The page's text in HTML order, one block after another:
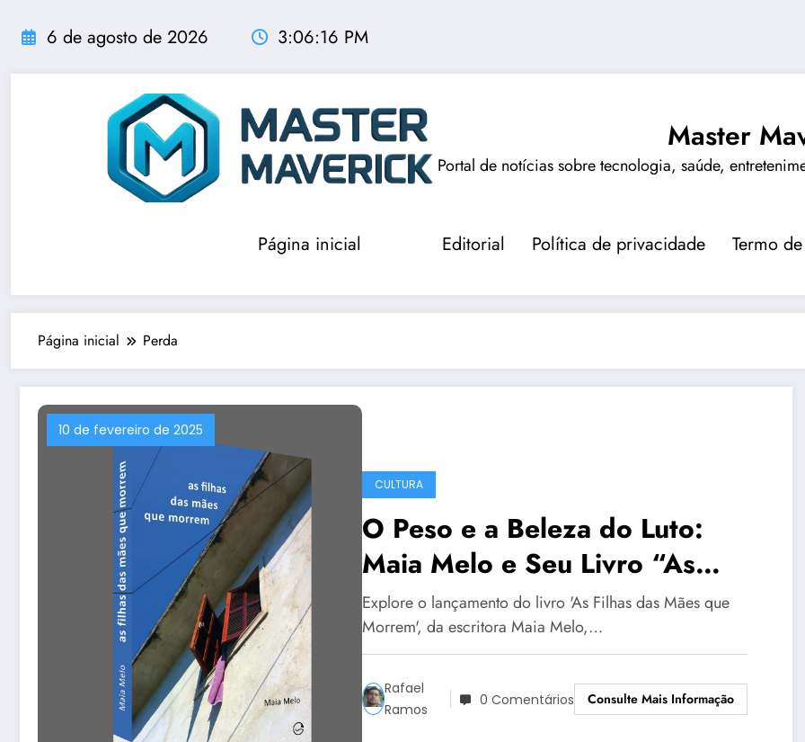
para
conteúdo
6 de agosto de 2026 3:06:16 PM
Master
Portal de notícias sobre tecnologia, saúde,
Página inicial Editorial Política de privacidade Termo
Página inicial Perda
10 de fevereiro de 2025
CULTURA
O Peso e a Beleza do Luto:
Maia Melo e Seu Livro “As
Filhas das Mães que Morrem”
Explore o lançamento do livro 'As Filhas das Mães que
Morrem', da escritora Maia Melo,…
Rafael
Ramos
0 Comentários Consulte Mais Informação